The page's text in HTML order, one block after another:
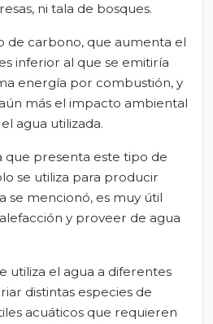
ni tala de bosques.
de carbono, que aumenta el
inferior al que se emitiría
energía por combustión, y
más el impacto ambiental
agua utilizada.
que presenta este tipo de
se utiliza para producir
se mencionó, es muy útil
y proveer de agua
utiliza el agua a diferentes
distintas especies de
acuáticos que requieren